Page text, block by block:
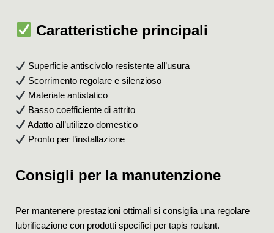
Caratteristiche principali
Superficie antiscivolo resistente all’usura
Scorrimento regolare e silenzioso
Materiale antistatico
Basso coefficiente di attrito
Adatto all’utilizzo domestico
Pronto per l’installazione
Consigli per la manutenzione
Per mantenere prestazioni ottimali si consiglia una regolare
lubrificazione con prodotti specifici per tapis roulant.